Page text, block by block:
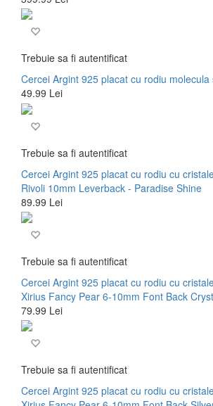
Trebuie sa fi autentificat
Cercei Argint 925 placat cu rodiu
49.99 Lei
Trebuie sa fi autentificat
Cercei Argint 925 placat cu rodiu cu
Rivoli 10mm Leverback - Paradise Shine
89.99 Lei
Trebuie sa fi autentificat
Cercei Argint 925 placat cu rodiu cu
Xirius Fancy Pear 6-10mm Font Back
79.99 Lei
Trebuie sa fi autentificat
Cercei Argint 925 placat cu rodiu cu